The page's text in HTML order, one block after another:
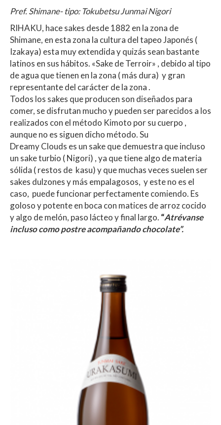
Pref. Shimane- tipo: Tokubetsu Junmai Nigori
RIHAKU, hace sakes desde 1882 en la zona de
Shimane, en esta zona la cultura del tapeo Japonés (
Izakaya) esta muy extendida y quizás sean bastante
latinos en sus hábitos. «Sake de Terroir» , debido al tipo
de agua que tienen en la zona ( más dura) y gran
representante del carácter de la zona .
Todos los sakes que producen son diseñados para
comer, se disfrutan mucho y pueden ser parecidos a los
realizados con el método Kimoto por su cuerpo ,
aunque no es siguen dicho método. Su
Dreamy Clouds es un sake que demuestra que incluso
un sake turbio ( Nigori) , ya que tiene algo de materia
sólida ( restos de kasu) y que muchas veces suelen ser
sakes dulzones y más empalagosos, y este no es el
caso, puede funcionar perfectamente comiendo. Es
goloso y potente en boca con matices de arroz cocido
y algo de melón, paso lácteo y final largo. “Atrévanse
incluso como postre acompañando chocolate”.